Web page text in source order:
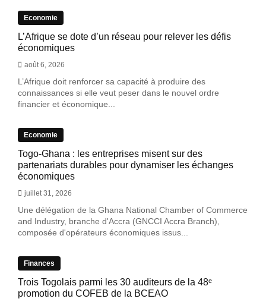
Economie
L’Afrique se dote d’un réseau pour relever les défis
économiques
août 6, 2026
L’Afrique doit renforcer sa capacité à produire des
connaissances si elle veut peser dans le nouvel ordre
financier et économique...
Economie
Togo-Ghana : les entreprises misent sur des
partenariats durables pour dynamiser les échanges
économiques
juillet 31, 2026
Une délégation de la Ghana National Chamber of Commerce
and Industry, branche d'Accra (GNCCI Accra Branch),
composée d'opérateurs économiques issus...
Finances
Trois Togolais parmi les 30 auditeurs de la 48ᵉ
promotion du COFEB de la BCEAO